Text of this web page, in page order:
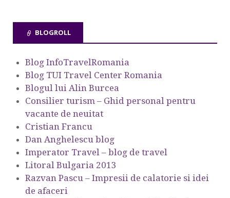
BLOGROLL
Blog InfoTravelRomania
Blog TUI Travel Center Romania
Blogul lui Alin Burcea
Consilier turism – Ghid personal pentru
vacante de neuitat
Cristian Francu
Dan Anghelescu blog
Imperator Travel – blog de travel
Litoral Bulgaria 2013
Razvan Pascu – Impresii de calatorie si idei
de afaceri